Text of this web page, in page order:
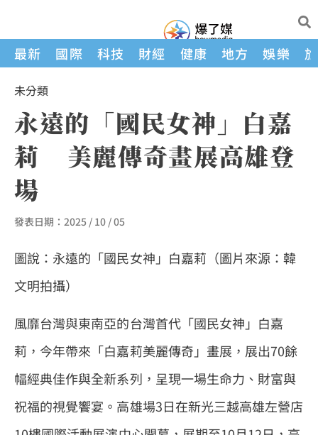
最新 國際 科技 財經 健康 地方 娛樂
未分類
永遠的「國民女神」白嘉
莉 美麗傳奇畫展高雄登
場
發表日期： 2025 / 10 / 05
圖說：永遠的「國民女神」白嘉莉（圖片來源：韓
文明拍攝）
風靡台灣與東南亞的台灣首代「國民女神」白嘉
莉，今年帶來「白嘉莉美麗傳奇」畫展，展出70餘
幅經典佳作與全新系列，呈現一場生命力、財富與
祝福的視覺饗宴。高雄場3日在新光三越高雄左營店